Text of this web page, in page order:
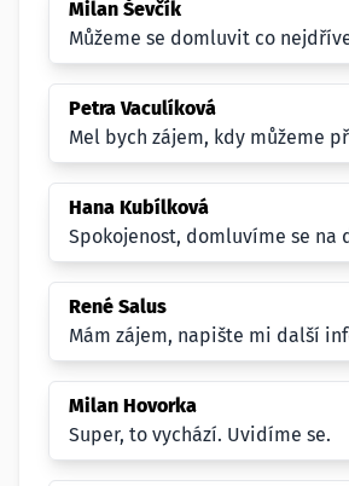
Milan Ševčík
Můžeme se domluvit co
Petra Vaculíková
Mel bych zájem, kdy můžeme
Hana Kubílková
Spokojenost, domluvíme se na
René Salus
Mám zájem, napište mi další
Milan Hovorka
Super, to vychází. Uvidíme se.